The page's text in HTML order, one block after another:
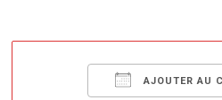
AJOUTER AU
Télécharger ICS